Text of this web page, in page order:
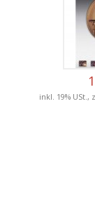
inkl. 19% USt.,